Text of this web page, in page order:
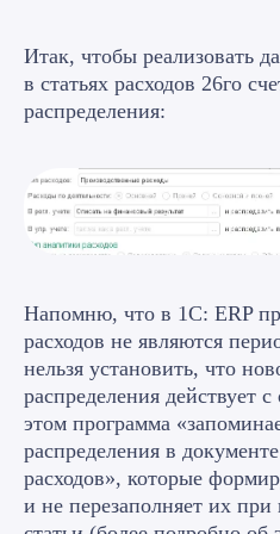
Итак, чтобы реализовать
в статьях расходов 26го
распределения:
Напомню, что в 1С: ERP
расходов не являются
нельзя установить, что
распределения действует
этом программа
распределения в
расходов», которые
и не перезаполняет их